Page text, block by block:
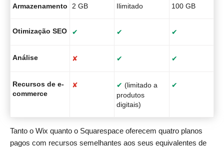
Armazenamento 2 GB Ilimitado 100 GB
Otimização SEO ✔ ✔ ✔
Análise ✘ ✔ ✔
Recursos de e-
commerce
✘ ✔ (limitado a
produtos
digitais)
✔
Tanto o Wix quanto o Squarespace oferecem quatro planos
pagos com recursos semelhantes aos seus equivalentes de